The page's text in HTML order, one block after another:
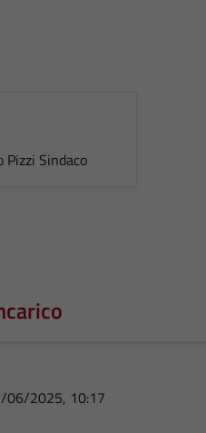
Pizzi Sindaco
06/2025, 10:17